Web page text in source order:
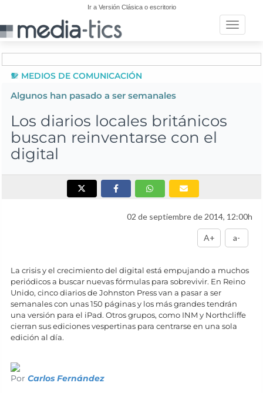
Ir a Versión Clásica o escritorio
Toggle
MEDIOS DE COMUNICACIÓN
Algunos han pasado a ser semanales
Los diarios locales británicos
buscan reinventarse con el
digital
02 de septiembre de 2014, 12:00h
A+ a-
La crisis y el crecimiento del digital está empujando a muchos
periódicos a buscar nuevas fórmulas para sobrevivir. En Reino
Unido, cinco diarios de Johnston Press van a pasar a ser
semanales con unas 150 páginas y los más grandes tendrán
una versión para el iPad. Otros grupos, como INM y Northcliffe
cierran sus ediciones vespertinas para centrarse en una sola
edición al día.
Por Carlos Fernández